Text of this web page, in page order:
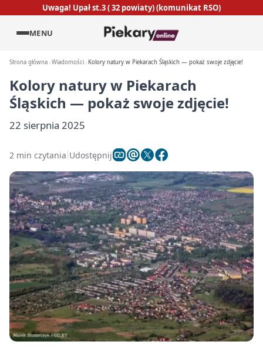
Uwaga! Upał st.3 ( 32 powiaty) (komunikat RSO)
MENU
Strona główna Wiadomości Kolory natury w Piekarach Śląskich — pokaż swoje zdjęcie!
Kolory natury w Piekarach
Śląskich — pokaż swoje zdjęcie!
22 sierpnia 2025
2 min czytania Udostępnij